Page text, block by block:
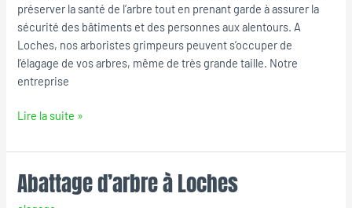
préserver la santé de l’arbre tout en prenant garde à assurer la
sécurité des bâtiments et des personnes aux alentours. A
Loches, nos arboristes grimpeurs peuvent s’occuper de
l’élagage de vos arbres, même de très grande taille. Notre
entreprise
Lire la suite »
Abattage d’arbre à Loches
Abattage
d’arbre